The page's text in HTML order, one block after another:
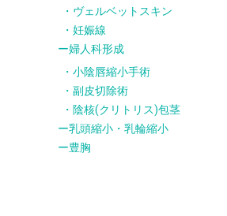
ヴェルベットスキン
妊娠線
婦人科形成
小陰唇縮小手術
副皮切除術
陰核(クリトリス)包茎
乳頭縮小・乳輪縮小
豊胸